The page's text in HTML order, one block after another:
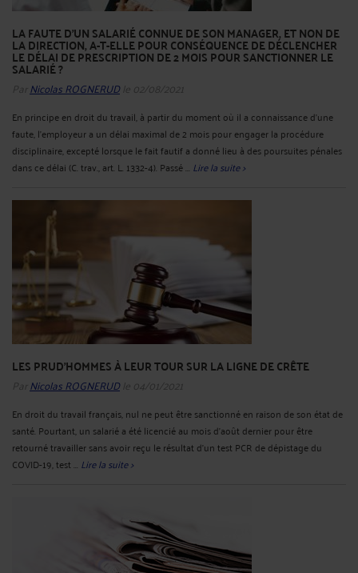
LA FAUTE D’UN SALARIÉ CONNUE DE SON MANAGER, ET NON DE
LA DIRECTION, A-T-ELLE POUR CONSÉQUENCE DE DÉCLENCHER
LE DÉLAI DE PRESCRIPTION DE 2 MOIS POUR SANCTIONNER LE
SALARIÉ ?
Par Nicolas ROGNERUDle 02/08/2021
En principe en droit du travail, à partir du moment où il a connaissance d’une
faute, l’employeur a un délai maximal de 2 mois pour engager la procédure
disciplinaire, excepté lorsque le fait fautif a donné lieu à des poursuites pénales
dans ce délai (C. trav., art. L. 1332-4). Passé ... Lire la suite >
LES PRUD’HOMMES À LEUR TOUR SUR LA LIGNE DE CRÊTE
Par Nicolas ROGNERUDle 04/01/2021
En droit du travail français, nul ne peut être sanctionné en raison de son état de
santé. Pourtant, un salarié a été licencié au mois d’août dernier pour être
retourné travailler sans avoir reçu le résultat d’un test PCR de dépistage du
COVID-19, test ... Lire la suite >